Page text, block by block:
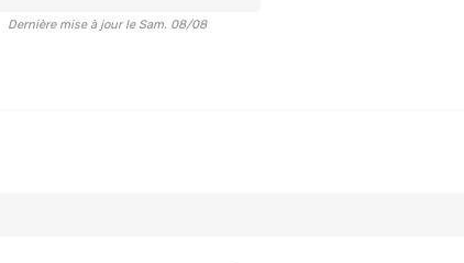
Dernière mise à jour le Sam. 08/08